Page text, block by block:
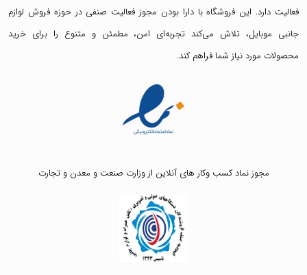
فعالیت دارد. این فروشگاه با دارا بودن مجوز فعالیت صنفی در حوزه فروش لوازم
جانبی موبایل، تلاش می‌کند تجربه‌ای امن، مطمئن و متنوع را برای خرید
محصولات مورد نیاز شما فراهم کند.
مجوز نماد کسب وکار های آنلاین از وزارت صنعت و معدن و تجارت